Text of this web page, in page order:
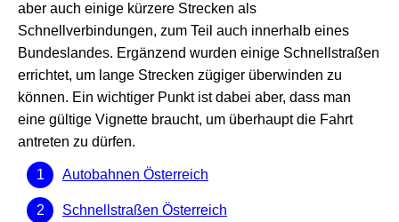
aber auch einige kürzere Strecken als
Schnellverbindungen, zum Teil auch innerhalb eines
Bundeslandes. Ergänzend wurden einige Schnellstraßen
errichtet, um lange Strecken zügiger überwinden zu
können. Ein wichtiger Punkt ist dabei aber, dass man
eine gültige Vignette braucht, um überhaupt die Fahrt
antreten zu dürfen.
Autobahnen Österreich
Schnellstraßen Österreich